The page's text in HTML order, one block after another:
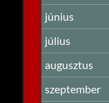
június
július
augusztus
szeptember